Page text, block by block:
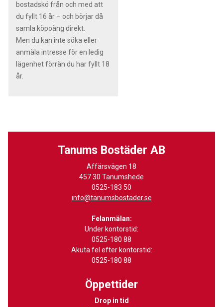
bostadskö från och med att
du fyllt 16 år – och börjar då
samla köpoäng direkt.
Men du kan inte söka eller
anmäla intresse för en ledig
lägenhet förrän du har fyllt 18
år.
Tanums Bostäder AB
Affärsvägen 18
457 30 Tanumshede
0525-183 50
info@tanumsbostader.se
Felanmälan:
Under kontorstid:
0525-180 88
Akuta fel efter kontorstid:
0525-180 88
Öppettider
Drop in tid